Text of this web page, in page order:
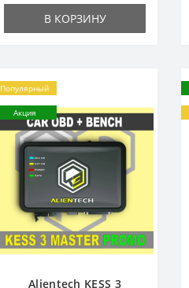
В КОРЗИНУ
Популярный
Акция
Alientech KESS 3